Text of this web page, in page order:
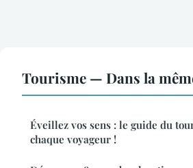
Tourisme — Dans la
Éveillez vos sens : le guide du
chaque voyageur !